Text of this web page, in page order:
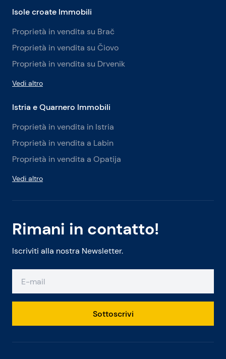
Rimani in contatto!
Iscriviti alla nostra Newsletter.
Sottoscrivi
Isole croate Immobili
Proprietà in vendita su Brač
Proprietà in vendita su Čiovo
Proprietà in vendita su Drvenik
Vedi altro
Istria e Quarnero Immobili
Proprietà in vendita in Istria
Proprietà in vendita a Labin
Proprietà in vendita a Opatija
Vedi altro